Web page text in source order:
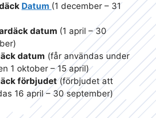
Datum (1 december – 31
datum (1 april – 30
datum (får användas under
1 oktober – 15 april)
förbjudet(förbjudet att
16 april – 30 september)